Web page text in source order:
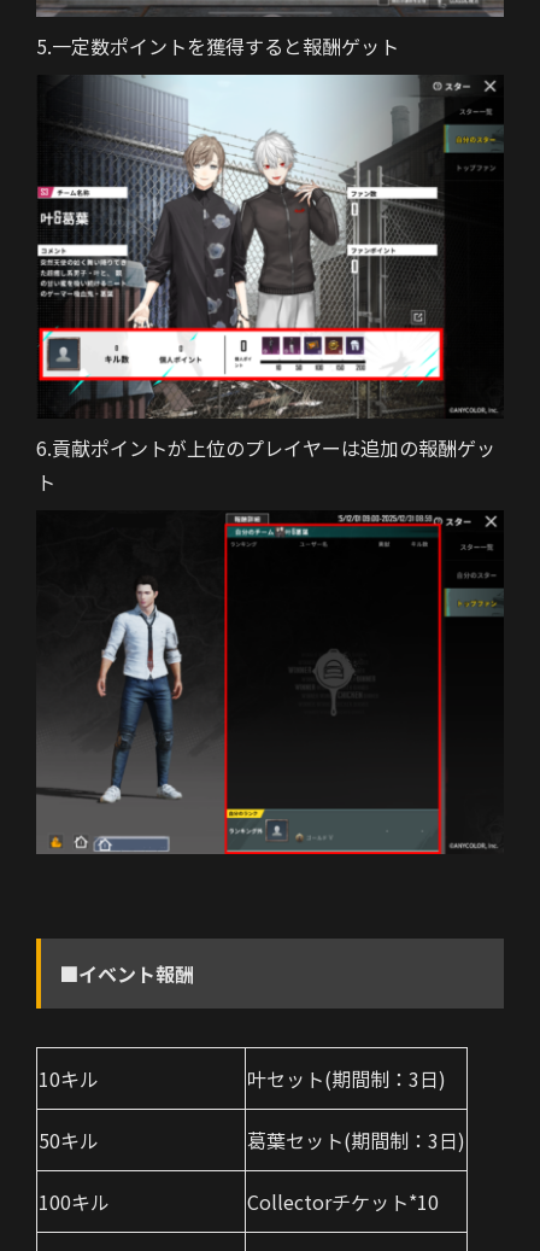
5.一定数ポイントを獲得すると報酬ゲット
6.貢献ポイントが上位のプレイヤーは追加の報酬ゲッ
ト
■イベント報酬
10キル 叶セット(期間制：3日)
50キル 葛葉セット(期間制：3日)
100キル Collectorチケット*10